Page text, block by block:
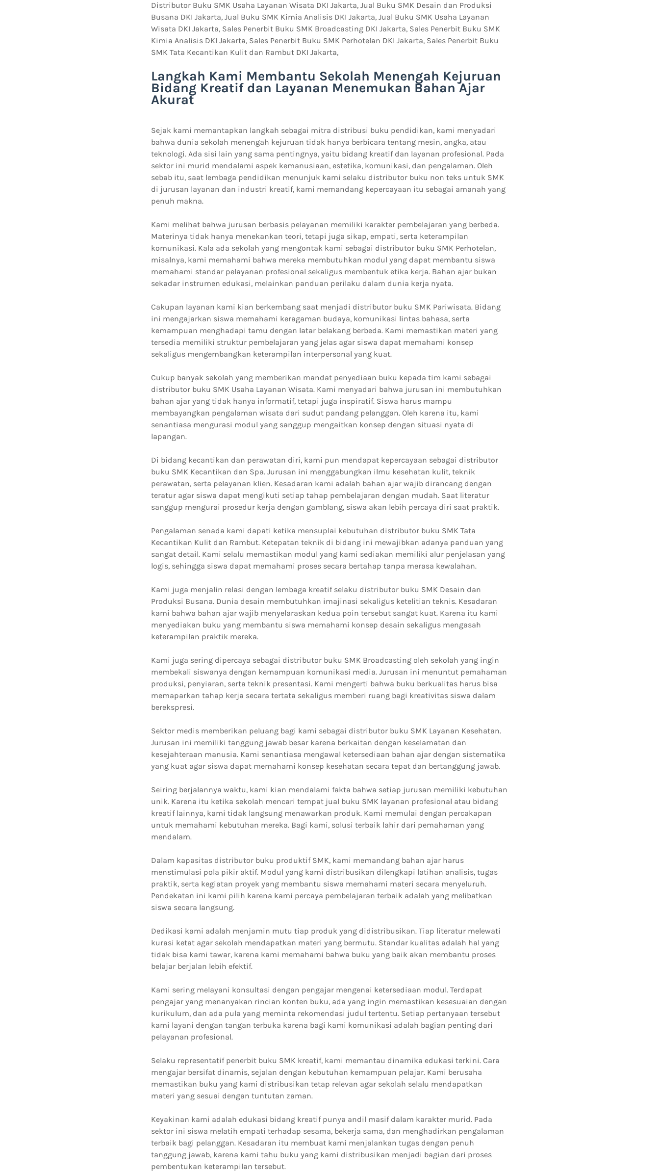
Distributor Buku SMK Usaha Layanan Wisata DKI Jakarta, Jual Buku SMK Desain dan Produksi
Busana DKI Jakarta, Jual Buku SMK Kimia Analisis DKI Jakarta, Jual Buku SMK Usaha Layanan
Wisata DKI Jakarta, Sales Penerbit Buku SMK Broadcasting DKI Jakarta, Sales Penerbit Buku SMK
Kimia Analisis DKI Jakarta, Sales Penerbit Buku SMK Perhotelan DKI Jakarta, Sales Penerbit Buku
SMK Tata Kecantikan Kulit dan Rambut DKI Jakarta,
Langkah Kami Membantu Sekolah Menengah Kejuruan
Bidang Kreatif dan Layanan Menemukan Bahan Ajar
Akurat
Sejak kami memantapkan langkah sebagai mitra distribusi buku pendidikan, kami menyadari
bahwa dunia sekolah menengah kejuruan tidak hanya berbicara tentang mesin, angka, atau
teknologi. Ada sisi lain yang sama pentingnya, yaitu bidang kreatif dan layanan profesional. Pada
sektor ini murid mendalami aspek kemanusiaan, estetika, komunikasi, dan pengalaman. Oleh
sebab itu, saat lembaga pendidikan menunjuk kami selaku distributor buku non teks untuk SMK
di jurusan layanan dan industri kreatif, kami memandang kepercayaan itu sebagai amanah yang
penuh makna.
Kami melihat bahwa jurusan berbasis pelayanan memiliki karakter pembelajaran yang berbeda.
Materinya tidak hanya menekankan teori, tetapi juga sikap, empati, serta keterampilan
komunikasi. Kala ada sekolah yang mengontak kami sebagai distributor buku SMK Perhotelan,
misalnya, kami memahami bahwa mereka membutuhkan modul yang dapat membantu siswa
memahami standar pelayanan profesional sekaligus membentuk etika kerja. Bahan ajar bukan
sekadar instrumen edukasi, melainkan panduan perilaku dalam dunia kerja nyata.
Cakupan layanan kami kian berkembang saat menjadi distributor buku SMK Pariwisata. Bidang
ini mengajarkan siswa memahami keragaman budaya, komunikasi lintas bahasa, serta
kemampuan menghadapi tamu dengan latar belakang berbeda. Kami memastikan materi yang
tersedia memiliki struktur pembelajaran yang jelas agar siswa dapat memahami konsep
sekaligus mengembangkan keterampilan interpersonal yang kuat.
Cukup banyak sekolah yang memberikan mandat penyediaan buku kepada tim kami sebagai
distributor buku SMK Usaha Layanan Wisata. Kami menyadari bahwa jurusan ini membutuhkan
bahan ajar yang tidak hanya informatif, tetapi juga inspiratif. Siswa harus mampu
membayangkan pengalaman wisata dari sudut pandang pelanggan. Oleh karena itu, kami
senantiasa mengurasi modul yang sanggup mengaitkan konsep dengan situasi nyata di
lapangan.
Di bidang kecantikan dan perawatan diri, kami pun mendapat kepercayaan sebagai distributor
buku SMK Kecantikan dan Spa. Jurusan ini menggabungkan ilmu kesehatan kulit, teknik
perawatan, serta pelayanan klien. Kesadaran kami adalah bahan ajar wajib dirancang dengan
teratur agar siswa dapat mengikuti setiap tahap pembelajaran dengan mudah. Saat literatur
sanggup mengurai prosedur kerja dengan gamblang, siswa akan lebih percaya diri saat praktik.
Pengalaman senada kami dapati ketika mensuplai kebutuhan distributor buku SMK Tata
Kecantikan Kulit dan Rambut. Ketepatan teknik di bidang ini mewajibkan adanya panduan yang
sangat detail. Kami selalu memastikan modul yang kami sediakan memiliki alur penjelasan yang
logis, sehingga siswa dapat memahami proses secara bertahap tanpa merasa kewalahan.
Kami juga menjalin relasi dengan lembaga kreatif selaku distributor buku SMK Desain dan
Produksi Busana. Dunia desain membutuhkan imajinasi sekaligus ketelitian teknis. Kesadaran
kami bahwa bahan ajar wajib menyelaraskan kedua poin tersebut sangat kuat. Karena itu kami
menyediakan buku yang membantu siswa memahami konsep desain sekaligus mengasah
keterampilan praktik mereka.
Kami juga sering dipercaya sebagai distributor buku SMK Broadcasting oleh sekolah yang ingin
membekali siswanya dengan kemampuan komunikasi media. Jurusan ini menuntut pemahaman
produksi, penyiaran, serta teknik presentasi. Kami mengerti bahwa buku berkualitas harus bisa
memaparkan tahap kerja secara tertata sekaligus memberi ruang bagi kreativitas siswa dalam
berekspresi.
Sektor medis memberikan peluang bagi kami sebagai distributor buku SMK Layanan Kesehatan.
Jurusan ini memiliki tanggung jawab besar karena berkaitan dengan keselamatan dan
kesejahteraan manusia. Kami senantiasa mengawal ketersediaan bahan ajar dengan sistematika
yang kuat agar siswa dapat memahami konsep kesehatan secara tepat dan bertanggung jawab.
Seiring berjalannya waktu, kami kian mendalami fakta bahwa setiap jurusan memiliki kebutuhan
unik. Karena itu ketika sekolah mencari tempat jual buku SMK layanan profesional atau bidang
kreatif lainnya, kami tidak langsung menawarkan produk. Kami memulai dengan percakapan
untuk memahami kebutuhan mereka. Bagi kami, solusi terbaik lahir dari pemahaman yang
mendalam.
Dalam kapasitas distributor buku produktif SMK, kami memandang bahan ajar harus
menstimulasi pola pikir aktif. Modul yang kami distribusikan dilengkapi latihan analisis, tugas
praktik, serta kegiatan proyek yang membantu siswa memahami materi secara menyeluruh.
Pendekatan ini kami pilih karena kami percaya pembelajaran terbaik adalah yang melibatkan
siswa secara langsung.
Dedikasi kami adalah menjamin mutu tiap produk yang didistribusikan. Tiap literatur melewati
kurasi ketat agar sekolah mendapatkan materi yang bermutu. Standar kualitas adalah hal yang
tidak bisa kami tawar, karena kami memahami bahwa buku yang baik akan membantu proses
belajar berjalan lebih efektif.
Kami sering melayani konsultasi dengan pengajar mengenai ketersediaan modul. Terdapat
pengajar yang menanyakan rincian konten buku, ada yang ingin memastikan kesesuaian dengan
kurikulum, dan ada pula yang meminta rekomendasi judul tertentu. Setiap pertanyaan tersebut
kami layani dengan tangan terbuka karena bagi kami komunikasi adalah bagian penting dari
pelayanan profesional.
Selaku representatif penerbit buku SMK kreatif, kami memantau dinamika edukasi terkini. Cara
mengajar bersifat dinamis, sejalan dengan kebutuhan kemampuan pelajar. Kami berusaha
memastikan buku yang kami distribusikan tetap relevan agar sekolah selalu mendapatkan
materi yang sesuai dengan tuntutan zaman.
Keyakinan kami adalah edukasi bidang kreatif punya andil masif dalam karakter murid. Pada
sektor ini siswa melatih empati terhadap sesama, bekerja sama, dan menghadirkan pengalaman
terbaik bagi pelanggan. Kesadaran itu membuat kami menjalankan tugas dengan penuh
tanggung jawab, karena kami tahu buku yang kami distribusikan menjadi bagian dari proses
pembentukan keterampilan tersebut.